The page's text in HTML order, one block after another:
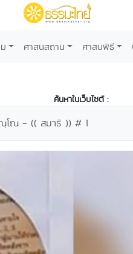
ศาสนสถาน ศาสนพิธี
ค้นหาในเว็บไซต์ :
โณ - (( สมาธิ )) # 1